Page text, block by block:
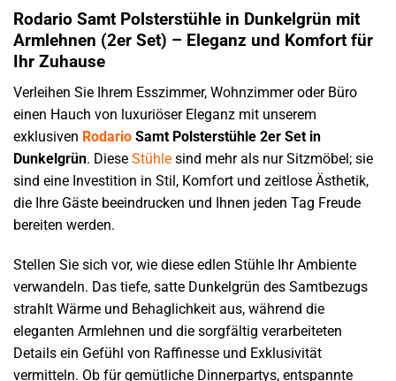
Rodario Samt Polsterstühle in Dunkelgrün mit
Armlehnen (2er Set) – Eleganz und Komfort für
Ihr Zuhause
Verleihen Sie Ihrem Esszimmer, Wohnzimmer oder Büro
einen Hauch von luxuriöser Eleganz mit unserem
exklusiven Rodario Samt Polsterstühle 2er Set in
Dunkelgrün. Diese Stühle sind mehr als nur Sitzmöbel; sie
sind eine Investition in Stil, Komfort und zeitlose Ästhetik,
die Ihre Gäste beeindrucken und Ihnen jeden Tag Freude
bereiten werden.
Stellen Sie sich vor, wie diese edlen Stühle Ihr Ambiente
verwandeln. Das tiefe, satte Dunkelgrün des Samtbezugs
strahlt Wärme und Behaglichkeit aus, während die
eleganten Armlehnen und die sorgfältig verarbeiteten
Details ein Gefühl von Raffinesse und Exklusivität
vermitteln. Ob für gemütliche Dinnerpartys, entspannte